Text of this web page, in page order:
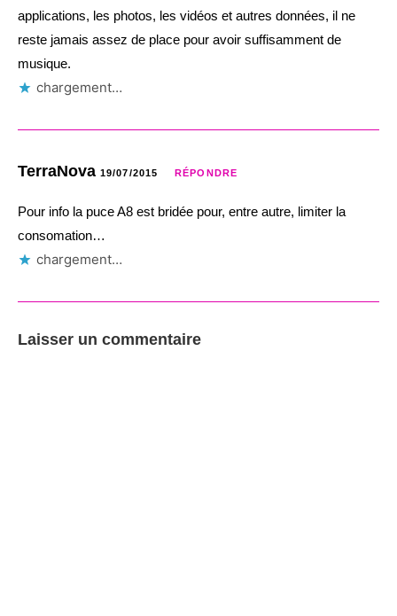
applications, les photos, les vidéos et autres données, il ne
reste jamais assez de place pour avoir suffisamment de
musique.
chargement…
TerraNova 19/07/2015 RÉPONDRE
Pour info la puce A8 est bridée pour, entre autre, limiter la
consomation…
chargement…
Laisser un commentaire